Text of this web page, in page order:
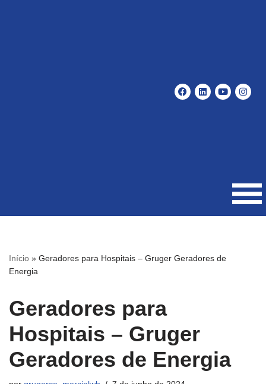
Início » Geradores para Hospitais – Gruger Geradores de
Energia
Geradores para
Hospitais – Gruger
Geradores de Energia